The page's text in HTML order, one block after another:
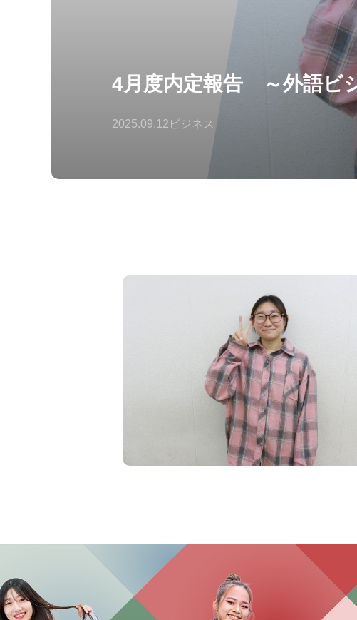
4月度内定報告 ～外語ビ
2025.09.12 ビジネス